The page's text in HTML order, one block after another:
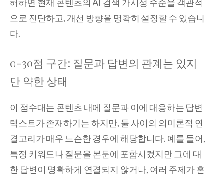
해하면 현재 콘텐츠의 AI 검색 가시성 수준을 객관적
으로 진단하고, 개선 방향을 명확히 설정할 수 있습니
다.
0-30점 구간: 질문과 답변의 관계는 있지
만 약한 상태
이 점수대는 콘텐츠 내에 질문과 이에 대응하는 답변
텍스트가 존재하기는 하지만, 둘 사이의 의미론적 연
결고리가 매우 느슨한 경우에 해당합니다. 예를 들어,
특정 키워드나 질문을 본문에 포함시켰지만 그에 대
한 답변이 명확하게 연결되지 않거나, 여러 주제가 혼